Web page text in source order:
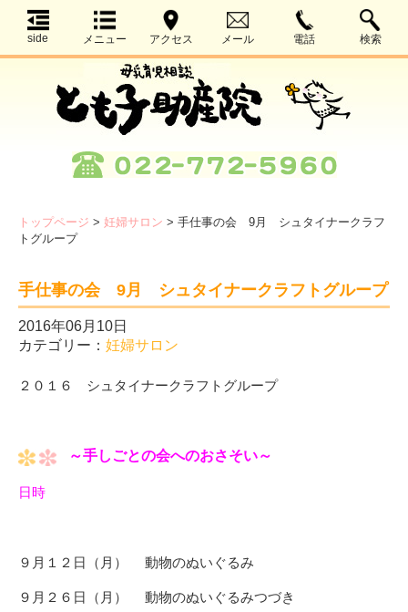
side メニュー アクセス メール 電話 検索
トップページ > 妊婦サロン > 手仕事の会 9月 シュタイナークラフ
トグループ
手仕事の会 9月 シュタイナークラフトグループ
2016年06月10日
カテゴリー： 妊婦サロン
２０１６ シュタイナークラフトグループ
～手しごとの会へのおさそい～
日時
９月１２日（月） 動物のぬいぐるみ
９月２６日（月） 動物のぬいぐるみつづき